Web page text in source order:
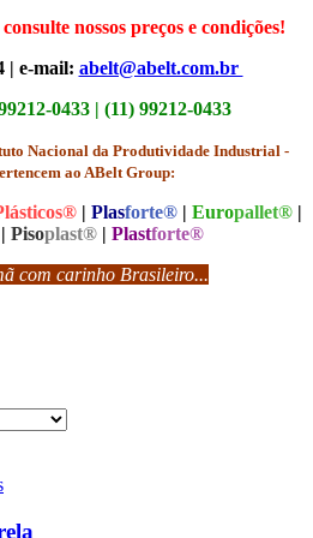
consulte nossos preços e condições!
| e-mail: abelt@abelt.com.br
0433 | (11) 99212-0433
Nacional da Produtividade Industrial -
ao ABelt Group:
| Plasforte® | Europallet® |
| Pisoplast® | Plastforte®
com carinho Brasileiro...